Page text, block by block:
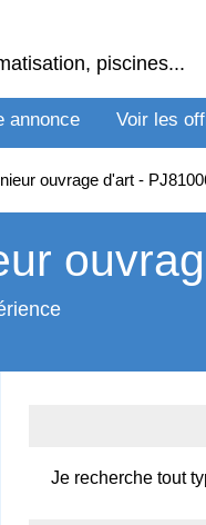
piscines...
annonce Voir les
ouvrage d'art -
Je recherche tout